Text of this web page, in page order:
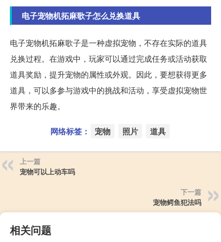
电子宠物机拓麻歌子怎么兑换道具
电子宠物机拓麻歌子是一种虚拟宠物，不存在实际的道具
兑换过程。在游戏中，玩家可以通过完成任务或活动获取
道具奖励，提升宠物的属性或外观。因此，要想获得更多
道具，可以多参与游戏中的挑战和活动，享受虚拟宠物世
界带来的乐趣。
网络标签： 宠物 照片 道具
上一篇
宠物可以上动车吗
下一篇
宠物鳄鱼犯法吗
相关问题